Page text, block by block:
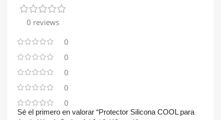
0 reviews
0
0
0
0
0
Sé el primero en valorar “Protector Silicona COOL para